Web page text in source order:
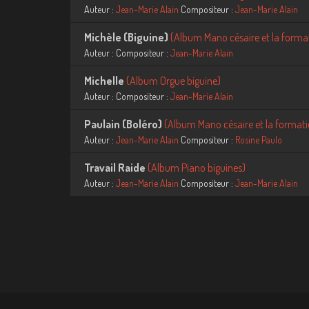
Auteur : Jean-Marie Alain Compositeur : Jean-Marie Alain
Michèle (Biguine) (Album Mano césaire et la
Auteur : Compositeur : Jean-Marie Alain
Michelle (Album Orgue biguine)
Auteur : Compositeur : Jean-Marie Alain
Paulain (Boléro) (Album Mano césaire et la
Auteur : Jean-Marie Alain Compositeur : Rosine Paulo
Travail Raide (Album Piano biguines)
Auteur : Jean-Marie Alain Compositeur : Jean-Marie Alain